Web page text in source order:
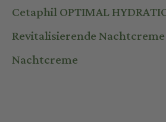
Cetaphil OPTIMAL
Revitalisierende
Nachtcreme